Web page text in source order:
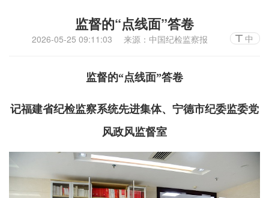
监督的“点线面”答卷
2026-05-25 09:11:03 来源：中国纪检监察报 中
监督的“点线面”答卷
记福建省纪检监察系统先进集体、宁德市纪委监委党
风政风监督室